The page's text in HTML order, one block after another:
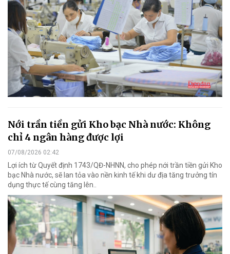
Nới trần tiền gửi Kho bạc Nhà nước: Không
chỉ 4 ngân hàng được lợi
07/08/2026 02:42
Lợi ích từ Quyết định 1743/QĐ-NHNN, cho phép nới trần tiền gửi Kho
bạc Nhà nước, sẽ lan tỏa vào nền kinh tế khi dư địa tăng trưởng tín
dụng thực tế cùng tăng lên..